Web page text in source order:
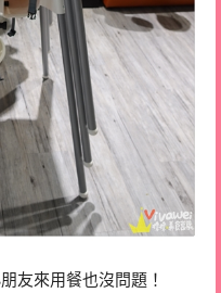
友來用餐也沒問題！